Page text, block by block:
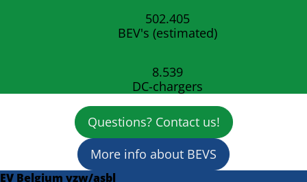
BEV's (estimated)
503.476
DC-chargers
8.557
Questions? Contact us!
More info about BEVS
EV Belgium vzw/asbl